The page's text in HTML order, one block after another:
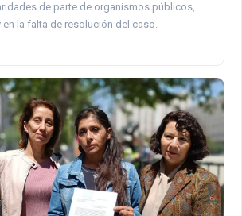
de parte de organismos públicos,
en la falta de resolución del caso.